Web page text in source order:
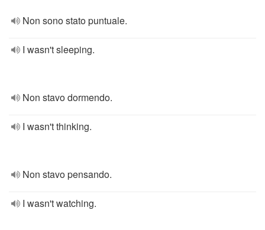
Non sono stato puntuale.
I wasn't sleeping.
Non stavo dormendo.
I wasn't thinking.
Non stavo pensando.
I wasn't watching.